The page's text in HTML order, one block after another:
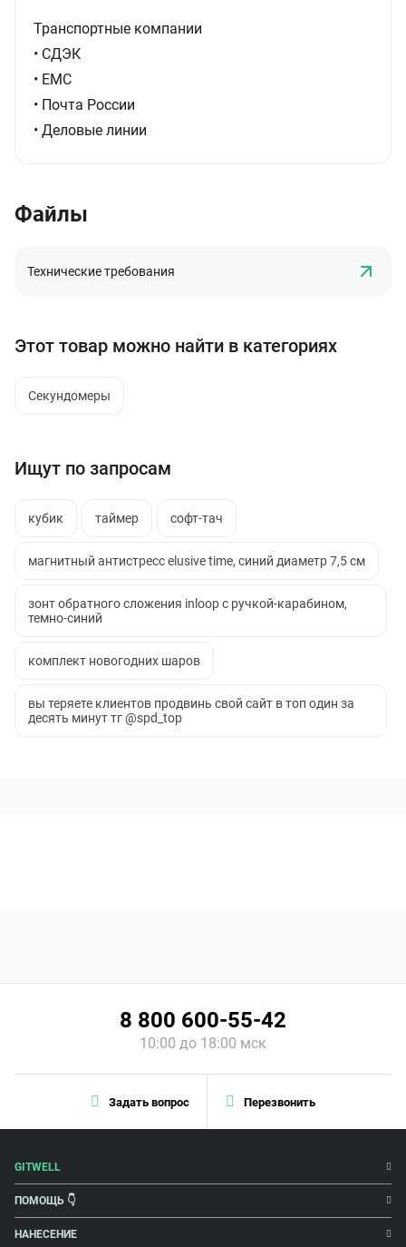
Транспортные компании
• СДЭК
• ЕМС
• Почта России
• Деловые линии
Файлы
Технические требования
Этот товар можно найти в категориях
Секундомеры
Ищут по запросам
кубик таймер софт-тач
магнитный антистресс elusive time, синий диаметр 7,5 см
зонт обратного сложения inloop с ручкой-карабином,
темно-синий
комплект новогодних шаров
вы теряете клиентов продвинь свой сайт в топ один за
десять минут тг @spd_top
Задать вопрос Перезвонить
8 800 600-55-42
10:00 до 18:00 мск
GITWELL
ПОМОЩЬ 👇
НАНЕСЕНИЕ